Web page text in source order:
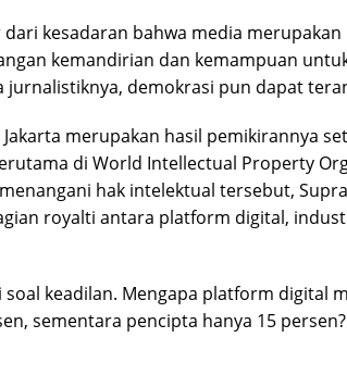
kesadaran bahwa media
kemandirian dan kemampuan
demokrasi pun dapat
merupakan hasil pemikirannya
di World Intellectual Property
hak intelektual tersebut,
royalti antara platform digital,
soal keadilan. Mengapa platform digital
sementara pencipta hanya 15